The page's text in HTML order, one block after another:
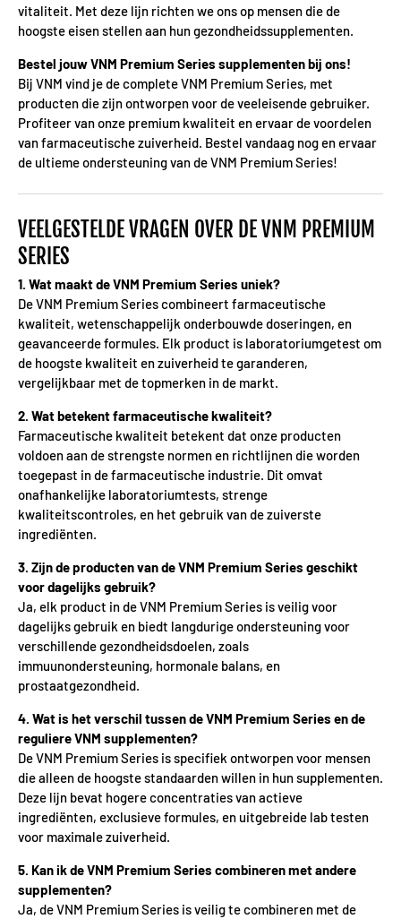
vitaliteit. Met deze lijn richten we ons op mensen die de
hoogste eisen stellen aan hun gezondheidssupplementen.
Bestel jouw VNM Premium Series supplementen bij ons!
Bij VNM vind je de complete VNM Premium Series, met
producten die zijn ontworpen voor de veeleisende gebruiker.
Profiteer van onze premium kwaliteit en ervaar de voordelen
van farmaceutische zuiverheid. Bestel vandaag nog en ervaar
de ultieme ondersteuning van de VNM Premium Series!
VEELGESTELDE VRAGEN OVER DE VNM PREMIUM
SERIES
1. Wat maakt de VNM Premium Series uniek?
De VNM Premium Series combineert farmaceutische
kwaliteit, wetenschappelijk onderbouwde doseringen, en
geavanceerde formules. Elk product is laboratoriumgetest om
de hoogste kwaliteit en zuiverheid te garanderen,
vergelijkbaar met de topmerken in de markt.
2. Wat betekent farmaceutische kwaliteit?
Farmaceutische kwaliteit betekent dat onze producten
voldoen aan de strengste normen en richtlijnen die worden
toegepast in de farmaceutische industrie. Dit omvat
onafhankelijke laboratoriumtests, strenge
kwaliteitscontroles, en het gebruik van de zuiverste
ingrediënten.
3. Zijn de producten van de VNM Premium Series geschikt
voor dagelijks gebruik?
Ja, elk product in de VNM Premium Series is veilig voor
dagelijks gebruik en biedt langdurige ondersteuning voor
verschillende gezondheidsdoelen, zoals
immuunondersteuning, hormonale balans, en
prostaatgezondheid.
4. Wat is het verschil tussen de VNM Premium Series en de
reguliere VNM supplementen?
De VNM Premium Series is specifiek ontworpen voor mensen
die alleen de hoogste standaarden willen in hun supplementen.
Deze lijn bevat hogere concentraties van actieve
ingrediënten, exclusieve formules, en uitgebreide lab testen
voor maximale zuiverheid.
5. Kan ik de VNM Premium Series combineren met andere
supplementen?
Ja, de VNM Premium Series is veilig te combineren met de